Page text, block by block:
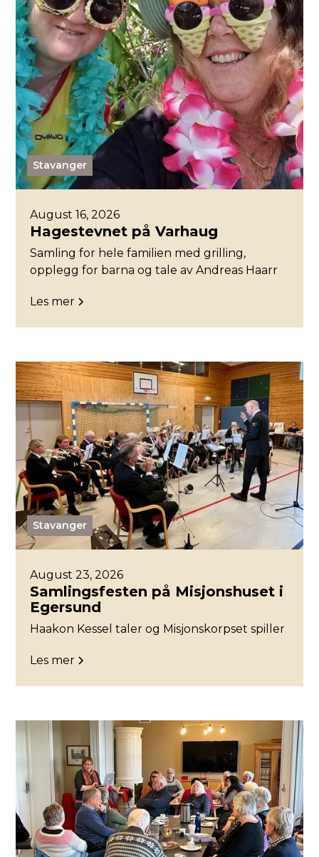
Stavanger
August 16, 2026
Hagestevnet på Varhaug
Samling for hele familien med grilling,
opplegg for barna og tale av Andreas Haarr
Les mer
Stavanger
August 23, 2026
Samlingsfesten på Misjonshuset i
Egersund
Haakon Kessel taler og Misjonskorpset spiller
Les mer